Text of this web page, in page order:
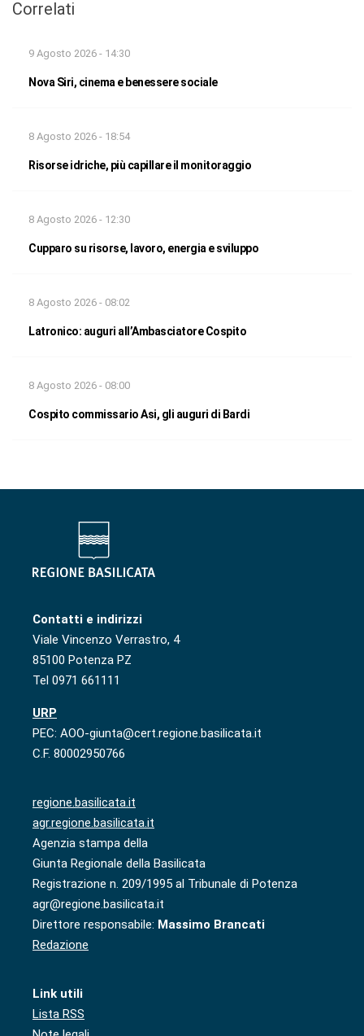
Correlati
9 Agosto 2026 - 14:30
Nova Siri, cinema e benessere sociale
8 Agosto 2026 - 18:54
Risorse idriche, più capillare il monitoraggio
8 Agosto 2026 - 12:30
Cupparo su risorse, lavoro, energia e sviluppo
8 Agosto 2026 - 08:02
Latronico: auguri all’Ambasciatore Cospito
8 Agosto 2026 - 08:00
Cospito commissario Asi, gli auguri di Bardi
Contatti e indirizzi
Viale Vincenzo Verrastro, 4
85100 Potenza PZ
Tel 0971 661111
URP
PEC: AOO-giunta@cert.regione.basilicata.it
C.F. 80002950766
regione.basilicata.it
agr.regione.basilicata.it
Agenzia stampa della
Giunta Regionale della Basilicata
Registrazione n. 209/1995 al Tribunale di Potenza
agr@regione.basilicata.it
Direttore responsabile: Massimo Brancati
Redazione
Link utili
Lista RSS